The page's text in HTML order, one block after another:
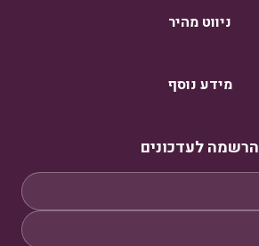
ניווט מהיר
מידע נוסף
הרשמה לעדכונים